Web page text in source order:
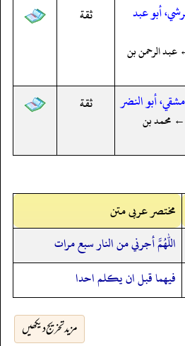
أبو عبد
الرحمن بن
ثقة
أبو النضر
← محمد بن
ثقة
مختصر عربی متن
اللهم أجرني من النار سبع مرات
فيهما قبل ان يكلم احدا
مزید تخریج دیکھیں